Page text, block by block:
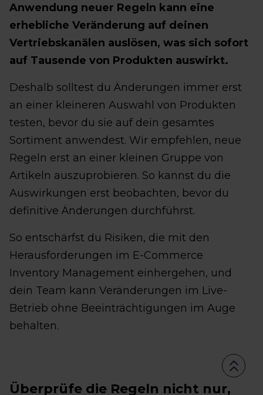
Anwendung neuer Regeln kann eine
erhebliche Veränderung auf deinen
Vertriebskanälen auslösen, was sich sofort
auf Tausende von Produkten auswirkt.
Deshalb solltest du Änderungen immer erst
an einer kleineren Auswahl von Produkten
testen, bevor du sie auf dein gesamtes
Sortiment anwendest. Wir empfehlen, neue
Regeln erst an einer kleinen Gruppe von
Artikeln auszuprobieren. So kannst du die
Auswirkungen erst beobachten, bevor du
definitive Änderungen durchführst.
So entschärfst du Risiken, die mit den
Herausforderungen im E-Commerce
Inventory Management einhergehen, und
dein Team kann Veränderungen im Live-
Betrieb ohne Beeinträchtigungen im Auge
behalten.
Überprüfe die Regeln nicht nur,